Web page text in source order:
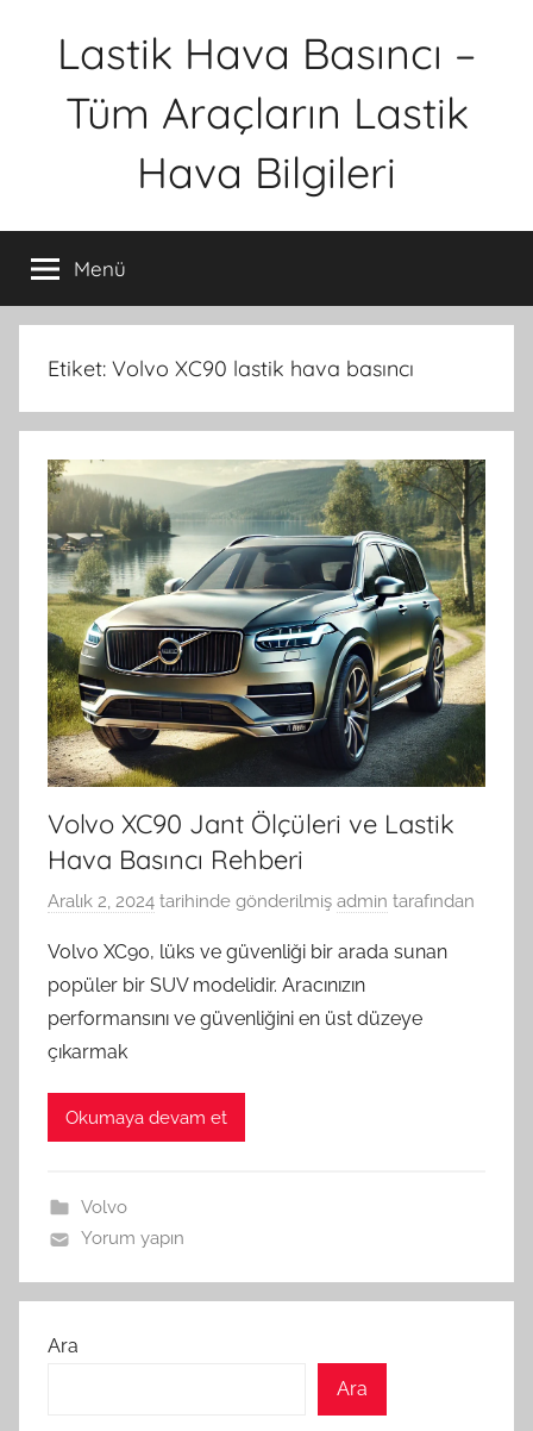
Lastik Hava Basıncı –
Tüm Araçların Lastik
Hava Bilgileri
Menü
Etiket: Volvo XC90 lastik hava basıncı
Volvo XC90 Jant Ölçüleri ve Lastik
Hava Basıncı Rehberi
Aralık 2, 2024 tarihinde gönderilmiş admin tarafından
Volvo XC90, lüks ve güvenliği bir arada sunan
popüler bir SUV modelidir. Aracınızın
performansını ve güvenliğini en üst düzeye
çıkarmak
Okumaya devam et
Volvo
Yorum yapın
Ara
Ara